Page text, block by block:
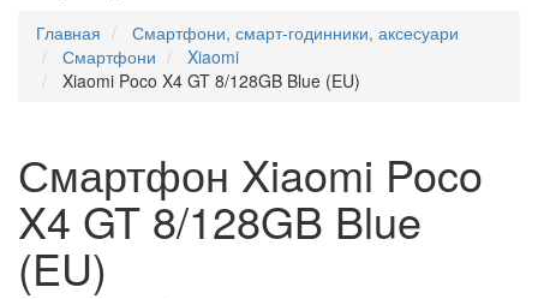
Главная
Смартфони, смарт-годинники, аксесуари
Смартфони
Xiaomi
Xiaomi Poco X4 GT 8/128GB Blue (EU)
Смартфон Xiaomi Poco
X4 GT 8/128GB Blue
(EU)